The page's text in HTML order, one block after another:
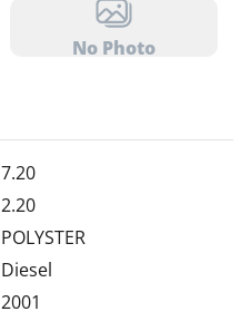
No Photo
7.20
2.20
POLYSTER
Diesel
2001